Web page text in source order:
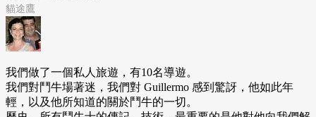
貓途鷹
我們做了一個私人旅遊，有10名導遊。
我們對鬥牛場著迷，我們對 Guillermo 感到驚訝，他如此年
輕，以及他所知道的關於鬥牛的一切。